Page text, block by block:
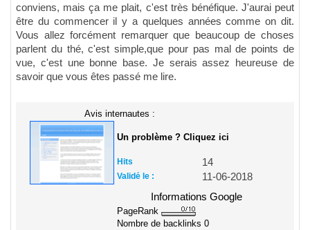
conviens, mais ça me plait, c'est très bénéfique. J'aurai peut
être du commencer il y a quelques années comme on dit.
Vous allez forcément remarquer que beaucoup de choses
parlent du thé, c'est simple,que pour pas mal de points de
vue, c'est une bonne base. Je serais assez heureuse de
savoir que vous êtes passé me lire.
Avis internautes :
Un problème ? Cliquez ici
Hits 14
Validé le :
11-06-2018
Informations Google
PageRank
Nombre de backlinks 0